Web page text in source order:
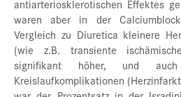
antiarteriosklerotischen Effektes
waren aber in der
Vergleich zu Diuretica kleinere
(wie z.B. transiente
signifikant höher, und
Kreislaufkomplikationen